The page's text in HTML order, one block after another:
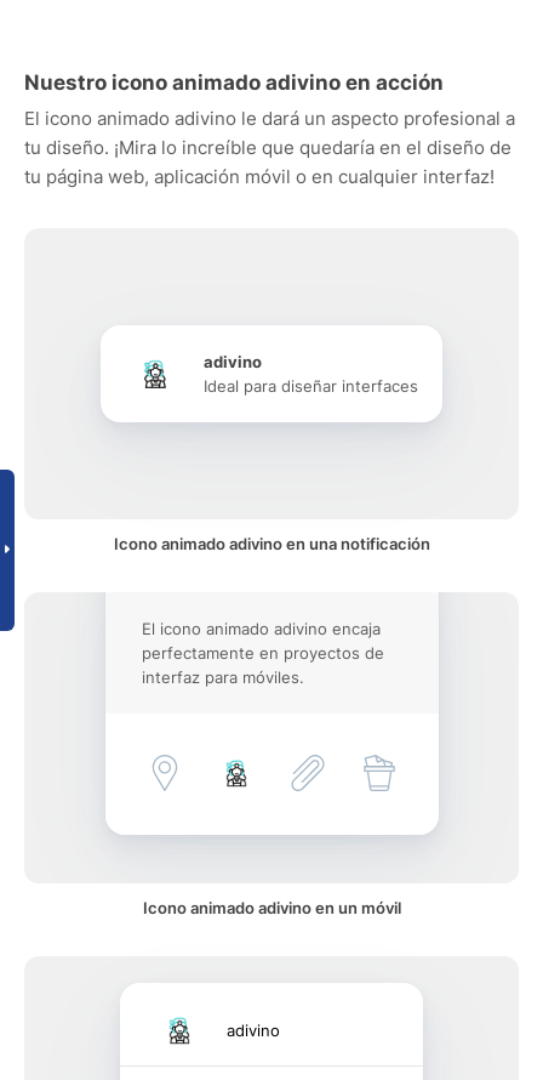
Nuestro icono animado adivino en acción
El icono animado adivino le dará un aspecto profesional a
tu diseño. ¡Mira lo increíble que quedaría en el diseño de
tu página web, aplicación móvil o en cualquier interfaz!
adivino
Ideal para diseñar interfaces
Icono animado adivino en una notificación
El icono animado adivino encaja
perfectamente en proyectos de
interfaz para móviles.
Icono animado adivino en un móvil
adivino